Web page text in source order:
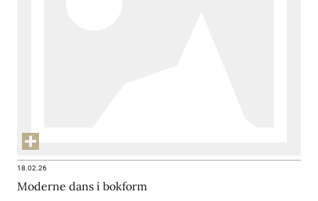
18.02.26
Moderne dans i bokform